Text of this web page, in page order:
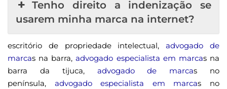
Tenho direito a indenização se
usarem minha marca na internet?
escritório de propriedade intelectual,advogado de
marcas na barra,advogado especialista em marcas na
barra da tijuca, advogado de marcas no
península, advogado especialista em marcas no